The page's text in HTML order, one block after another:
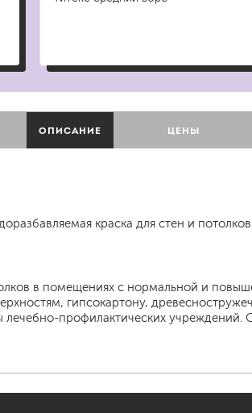
для штукатурки
клеи
ОПИСАНИЕ ЦЕНЫ
краска для стен и потолков.
в помещениях с нормальной и
гипсокартону,
профилактических